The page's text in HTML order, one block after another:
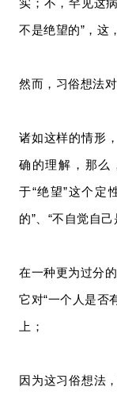
实；不，罕见这
不是绝望的”，这
然而，习俗想法
诸如这样的情形
确的理解，那么
于“绝望”这个定
的”、“不自觉自己
在一种更为过分
它对“一个人是
上；
因为这习俗想法